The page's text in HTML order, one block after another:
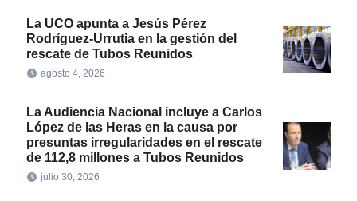
La UCO apunta a Jesús Pérez
Rodríguez-Urrutia en la gestión del
rescate de Tubos Reunidos
agosto 4, 2026
La Audiencia Nacional incluye a Carlos
López de las Heras en la causa por
presuntas irregularidades en el rescate
de 112,8 millones a Tubos Reunidos
julio 30, 2026